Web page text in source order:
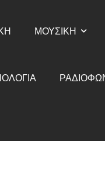
ΜΟΥΣΙΚΗ